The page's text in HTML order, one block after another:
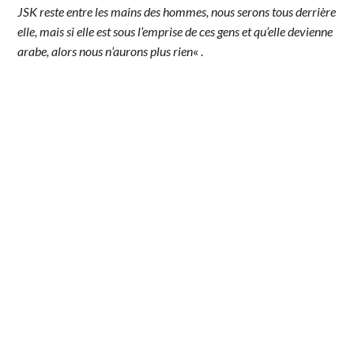
JSK reste entre les mains des hommes, nous serons tous derrière
elle, mais si elle est sous l’emprise de ces gens et qu’elle devienne
arabe, alors nous n’aurons plus rien« .